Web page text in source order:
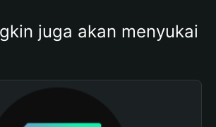
juga akan menyukai